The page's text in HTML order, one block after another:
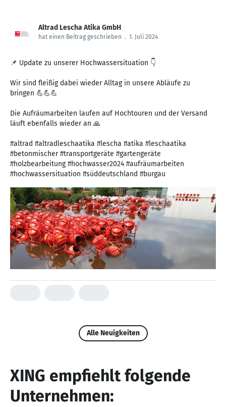
Altrad Lescha Atika GmbH
hat einen Beitrag geschrieben . 1. Juli 2024
📌 Update zu unserer Hochwassersituation 👇
Wir sind fleißig dabei wieder Alltag in unsere Abläufe zu
bringen 💪💪💪
Die Aufräumarbeiten laufen auf Hochtouren und der Versand
läuft ebenfalls wieder an 🙏
#altrad #altradleschaatika #lescha #atika #leschaatika
#betonmischer #transportgeräte #gartengeräte
#holzbearbeitung #hochwasser2024 #aufräumarbeiten
#hochwassersituation #süddeutschland #burgau
Alle Neuigkeiten
XING empfiehlt folgende
Unternehmen: